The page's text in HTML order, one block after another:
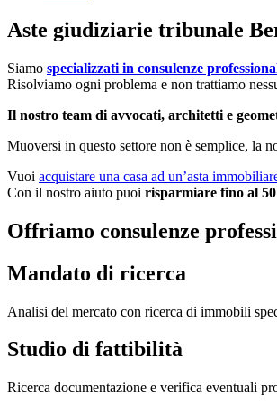
Aste giudiziarie tribunale
Siamo specializzati in consulenze
Risolviamo ogni problema e non trattiamo
Il nostro team di avvocati, architetti e
Muoversi in questo settore non è semplice, la
Vuoi acquistare una casa ad un’asta
Con il nostro aiuto puoi risparmiare fino al
Offriamo consulenze
Mandato di ricerca
Analisi del mercato con ricerca di immobili
Studio di fattibilità
Ricerca documentazione e verifica eventuali